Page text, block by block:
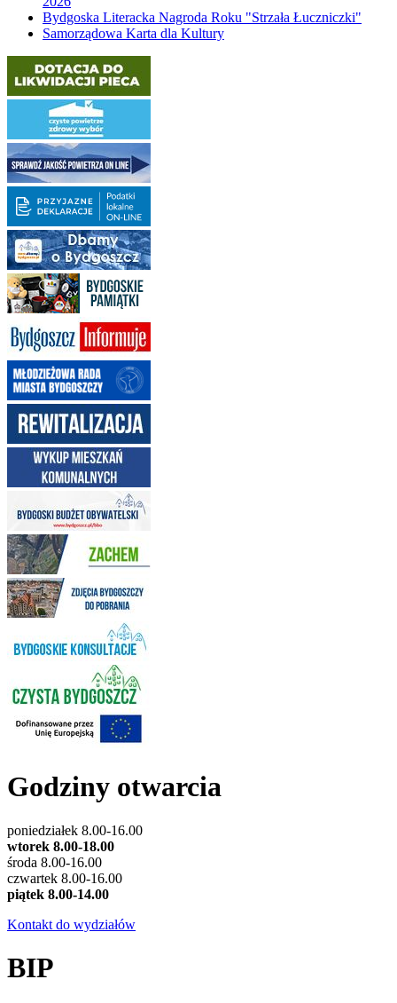
Bydgoska Literacka Nagroda Roku "Strzała Łuczniczki"
Samorządowa Karta dla Kultury
Godziny otwarcia
poniedziałek 8.00-16.00
wtorek 8.00-18.00
środa 8.00-16.00
czwartek 8.00-16.00
piątek 8.00-14.00
Kontakt do wydziałów
BIP